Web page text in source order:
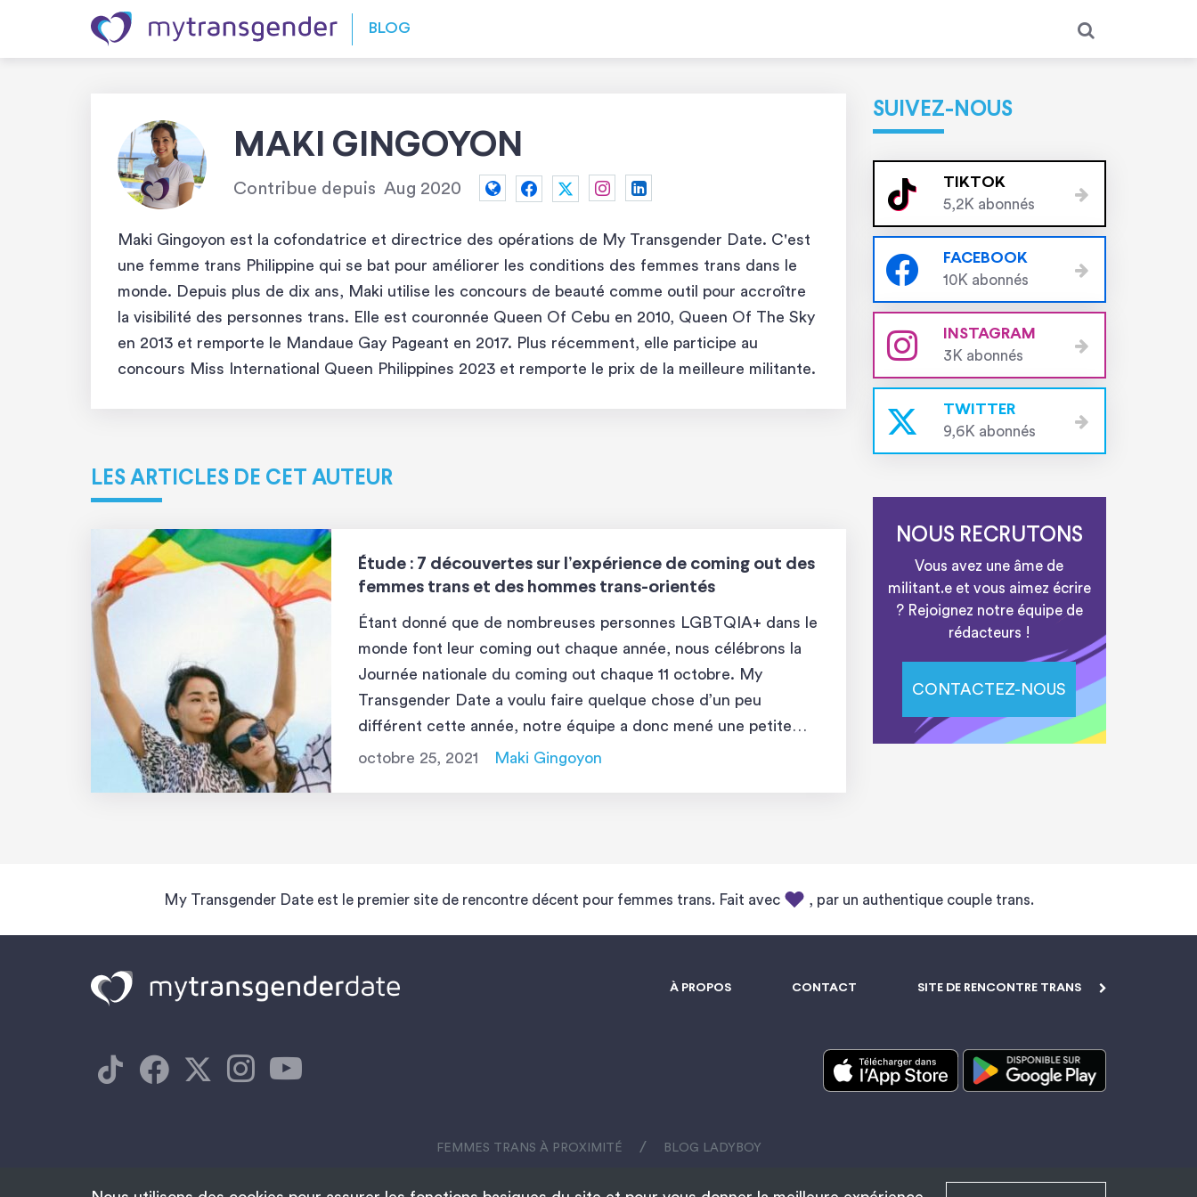
Skip to content BLOG
MAKI GINGOYON
Contribue depuis Aug 2020
Maki Gingoyon est la cofondatrice et directrice des opérations de My Transgender Date. C'est
une femme trans Philippine qui se bat pour améliorer les conditions des femmes trans dans le
monde. Depuis plus de dix ans, Maki utilise les concours de beauté comme outil pour accroître
la visibilité des personnes trans. Elle est couronnée Queen Of Cebu en 2010, Queen Of The Sky
en 2013 et remporte le Mandaue Gay Pageant en 2017. Plus récemment, elle participe au
concours Miss International Queen Philippines 2023 et remporte le prix de la meilleure militante.
LES ARTICLES DE CET AUTEUR
Étude : 7 découvertes sur l’expérience de coming out des
femmes trans et des hommes trans-orientés
Étant donné que de nombreuses personnes LGBTQIA+ dans le
monde font leur coming out chaque année, nous célébrons la
Journée nationale du coming out chaque 11 octobre. My
Transgender Date a voulu faire quelque chose d’un peu
différent cette année, notre équipe a donc mené une petite
étude pour évaluer l’expérience de coming out des […]
octobre 25, 2021 Maki Gingoyon
SUIVEZ-NOUS
TIKTOK
5,2K abonnés
FACEBOOK
10K abonnés
INSTAGRAM
3K abonnés
TWITTER
9,6K abonnés
NOUS RECRUTONS
Vous avez une âme de
militant.e et vous aimez écrire
? Rejoignez notre équipe de
rédacteurs !
CONTACTEZ-NOUS
My Transgender Date est le premier site de rencontre décent pour femmes trans. Fait avec , par un authentique couple trans.
À PROPOS CONTACT SITE DE RENCONTRE TRANS
FEMMES TRANS À PROXIMITÉ / BLOG LADYBOY